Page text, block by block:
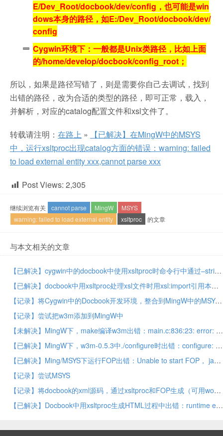
E/Dev_Root/docbook/dev/config，也可能是win
dows本身的路径，如E:/Dev_Root/docbook/dev/
config
Cygwin环境下：一般都是Unix类路径，比如上面
的/home/develop/docbook/config_root；
所以，如果是路径写错了，则是需要你自己去调试，找到
出错的路径，改为合适的类型的路径，即可正常，载入，
并解析，对应的catalog配置文件和xsl文件了。
转载请注明： 在路上 »
【已解决】在MingW中的MSYS
中，运行xsltproc出现catalog方面的错误：warning: failed
to load external entity xxx,cannot parse xxx
Post Views: 2,305
继续浏览有关 cannot parse MingW
MSYS
warning: failed to load external entity
xsltproc 的文章
与本文相关的文章
【已解决】cygwin中的docbook中使用xsltproc时命令行中通过–stringparam传入的参数无效
【已解决】docbook中用xsltproc处理xsl文件时用xsl:import引用本地css，js等文件时，必须加上file:///或file://的前缀才可以
【记录】将Cygwin中的Docbook开发环境，整合到MingW中的MSYS中
【记录】尝试把w3m添加到MingW中
【未解决】MingW下，make编译w3m出错：main.c:836:23: error: void value not ignored as it ought to be，warning: passing argument 1 of ‘wtf_parse1’ from incompatible pointer type [enabled by default]，./libwc/wtf.h:71:19: note: expected ‘wc_uchar **’ but argument is of type ‘char **’
【已解决】MingW下，w3m-0.5.3中./configure时出错：configure: error: gc.h not found
【已解决】Ming/MSYS下运行FOP出错：Unable to start FOP， java.lang.RuntimeException: fop.jar not found in directory
【记录】尝试MSYS
【记录】将docbook的xml源码，通过xsltproc和FOP生成（可用word打开的）RTF（Word兼容）格式
【已解决】Docbook中用xsltproc生成HTML过程中出错：runtime error xxx/chunker.xsl line 226 element document, invalid value for indent,xsltRunStylesheet : run failed + 【顺带解决】docbook的xsltproc生成的HTML中Charset的值是空的，不是所设置的UTF-8